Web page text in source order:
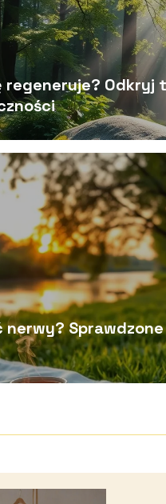
regeneruje? Odkryj
nerwy?